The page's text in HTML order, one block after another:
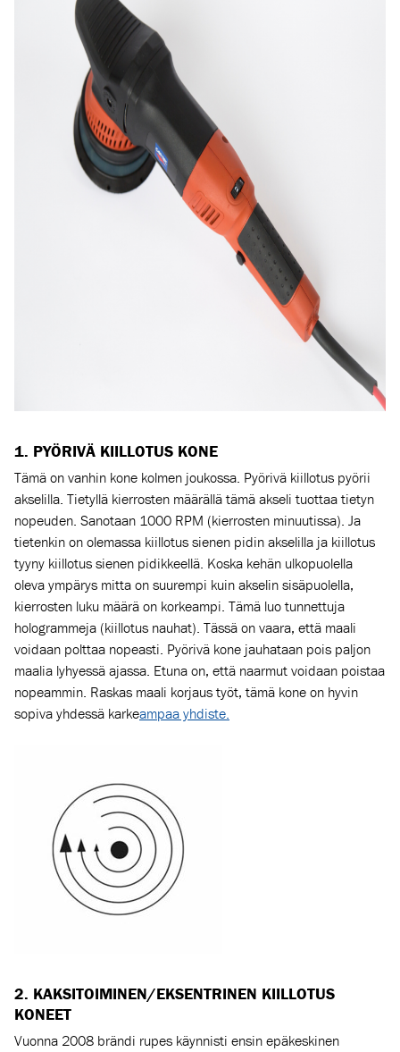
1. PYÖRIVÄ KIILLOTUS KONE
Tämä on vanhin kone kolmen joukossa. Pyörivä kiillotus pyörii
akselilla. Tietyllä kierrosten määrällä tämä akseli tuottaa tietyn
nopeuden. Sanotaan 1000 RPM (kierrosten minuutissa). Ja
tietenkin on olemassa kiillotus sienen pidin akselilla ja kiillotus
tyyny kiillotus sienen pidikkeellä. Koska kehän ulkopuolella
oleva ympärys mitta on suurempi kuin akselin sisäpuolella,
kierrosten luku määrä on korkeampi. Tämä luo tunnettuja
hologrammeja (kiillotus nauhat). Tässä on vaara, että maali
voidaan polttaa nopeasti. Pyörivä kone jauhataan pois paljon
maalia lyhyessä ajassa. Etuna on, että naarmut voidaan poistaa
nopeammin. Raskas maali korjaus työt, tämä kone on hyvin
sopiva yhdessä karkeampaa yhdiste.
2. KAKSITOIMINEN/EKSENTRINEN KIILLOTUS
KONEET
Vuonna 2008 brändi rupes käynnisti ensin epäkeskinen